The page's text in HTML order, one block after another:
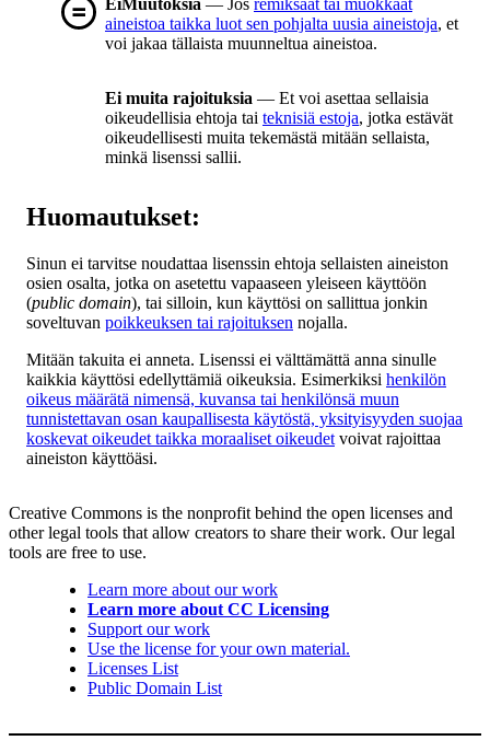
EiMuutoksia — Jos remiksaat tai muokkaat
aineistoa taikka luot sen pohjalta uusia aineistoja, et
voi jakaa tällaista muunneltua aineistoa.
Ei muita rajoituksia — Et voi asettaa sellaisia
oikeudellisia ehtoja tai teknisiä estoja, jotka estävät
oikeudellisesti muita tekemästä mitään sellaista,
minkä lisenssi sallii.
Huomautukset:
Sinun ei tarvitse noudattaa lisenssin ehtoja sellaisten aineiston
osien osalta, jotka on asetettu vapaaseen yleiseen käyttöön
(public domain), tai silloin, kun käyttösi on sallittua jonkin
soveltuvan poikkeuksen tai rajoituksen nojalla.
Mitään takuita ei anneta. Lisenssi ei välttämättä anna sinulle
kaikkia käyttösi edellyttämiä oikeuksia. Esimerkiksi henkilön
oikeus määrätä nimensä, kuvansa tai henkilönsä muun
tunnistettavan osan kaupallisesta käytöstä, yksityisyyden suojaa
koskevat oikeudet taikka moraaliset oikeudet voivat rajoittaa
aineiston käyttöäsi.
Creative Commons is the nonprofit behind the open licenses and
other legal tools that allow creators to share their work. Our legal
tools are free to use.
Learn more about our work
Learn more about CC Licensing
Support our work
Use the license for your own material.
Licenses List
Public Domain List